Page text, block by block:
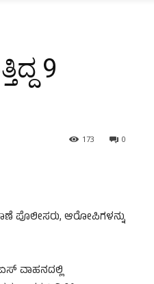
9
0
173
ಪೊಲೀಸರು, ಆರೋಪಿಗಳನ್ನು
ಏಸ್ ವಾಹನದಲ್ಲಿ